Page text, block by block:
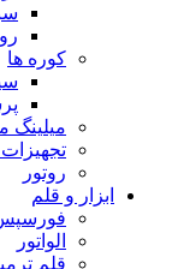
کوره ها
میلینگ
روتور
ابزار و قلم
الواتور
قلم